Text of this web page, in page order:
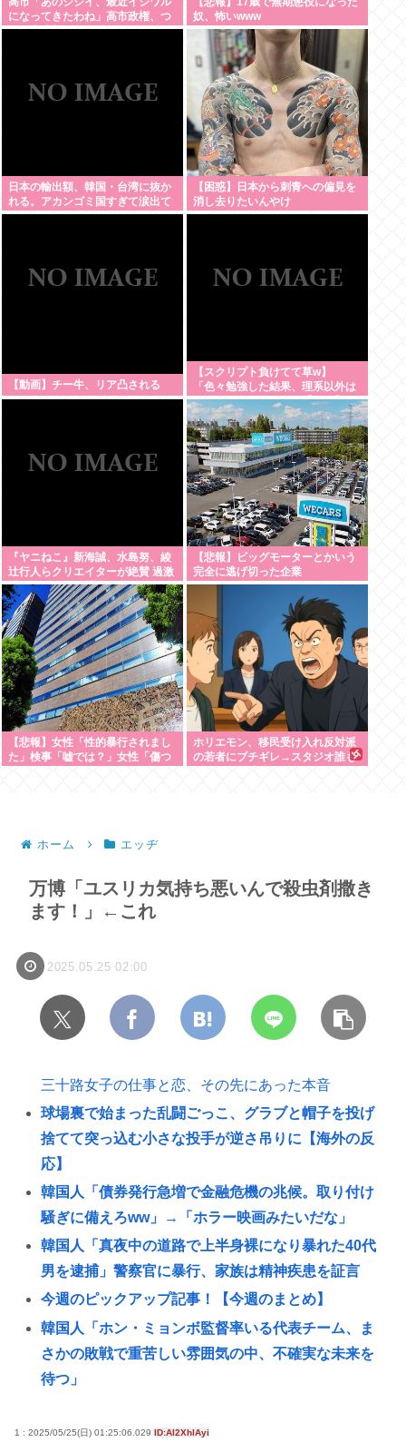
になってきたわね」高市政権、つ
いに麻生切り！嫌儲はどっちにつ
奴、怖いwww
日本の輸出額、韓国・台湾に抜か
れる。アカンゴミ国すぎて涙出て
きた…
【困惑】日本から刺青への偏見を
消し去りたいんやけ
ど・・・・・・・・・
【動画】チー牛、リア凸される
【スクリプト負けてて草w】
「色々勉強した結果、理系以外は
エラー品だと気付いた【ガチ】」
について、もっと具体的に話そう
か
『ヤニねこ』新海誠、水島努、綾
辻行人らクリエイターが絶賛 過激
描写はBPOでも議論に
【悲報】ビッグモーターとかいう
完全に逃げ切った企業
【悲報】女性「性的暴行されまし
た」検事「嘘では？」女性「傷つ
ホリエモン、移民受け入れ反対派
の若者にブチギレ→スタジオ誰も
ホーム エッヂ
万博「ユスリカ気持ち悪いんで殺虫剤撒き
ます！」←これ
2025.05.25 02:00
三十路女子の仕事と恋、その先にあった本音
球場裏で始まった乱闘ごっこ、グラブと帽子を投げ
捨てて突っ込む小さな投手が逆さ吊りに【海外の反
応】
韓国人「債券発行急増で金融危機の兆候。取り付け
騒ぎに備えろww」→「ホラー映画みたいだな」
韓国人「真夜中の道路で上半身裸になり暴れた40代
男を逮捕」警察官に暴行、家族は精神疾患を証言
今週のピックアップ記事！【今週のまとめ】
韓国人「ホン・ミョンボ監督率いる代表チーム、ま
さかの敗戦で重苦しい雰囲気の中、不確実な未来を
待つ」
境がないと出来るわけがない」
1 : 2025/05/25(日) 01:25:06.029 ID:AI2XhlAyi